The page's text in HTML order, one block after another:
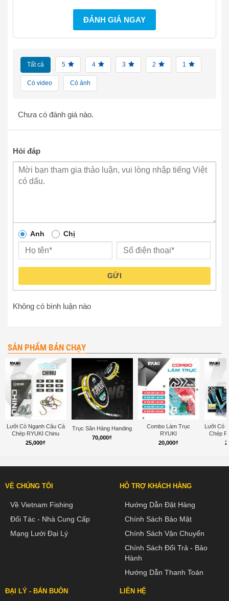
ĐÁNH GIÁ NGAY
Tất cả 5 4 3 2 1
Có video Có ảnh
Chưa có đánh giá nào.
Hỏi đáp
Anh Chị
GỬI
Không có bình luận nào
SẢN PHẨM BÁN CHẠY
Lưỡi Có Ngạnh Câu Cá
Chép RYUKI Chinu
25,000₫
Trục Săn Hàng Handing
70,000₫
Combo Làm Trục
RYUKI
20,000₫
Lưỡi Có
Chép
VỀ CHÚNG TÔI
Về Vietnam Fishing
Đối Tác - Nhà Cung Cấp
Mạng Lưới Đại Lý
HỖ TRỢ KHÁCH HÀNG
Hướng Dẫn Đặt Hàng
Chính Sách Bảo Mật
Chính Sách Vận Chuyển
Chính Sách Đổi Trả - Bảo
Hành
Hướng Dẫn Thanh Toán
ĐẠI LÝ - BÁN BUÔN LIÊN HỆ